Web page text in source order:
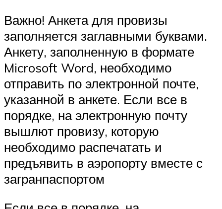
Важно! Анкета для провизы
заполняется заглавными буквами.
Анкету, заполненную в формате
Microsoft Word, необходимо
отправить по электронной почте,
указанной в анкете. Если все в
порядке, на электронную почту
вышлют провизу, которую
необходимо распечатать и
предъявить в аэропорту вместе с
загранпаспортом